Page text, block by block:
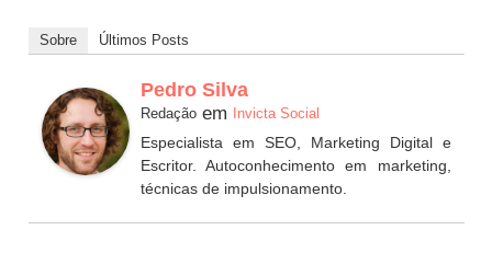
Sobre Últimos Posts
Pedro Silva
Redaçãoem Invicta Social
Especialista em SEO, Marketing Digital e
Escritor. Autoconhecimento em marketing,
técnicas de impulsionamento.